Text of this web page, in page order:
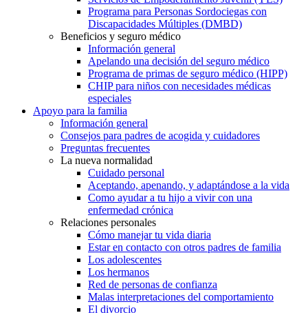
Programa para Personas Sordociegas con
Discapacidades Múltiples (DMBD)
Beneficios y seguro médico
Información general
Apelando una decisión del seguro médico
Programa de primas de seguro médico (HIPP)
CHIP para niños con necesidades médicas
especiales
Apoyo para la familia
Información general
Consejos para padres de acogida y cuidadores
Preguntas frecuentes
La nueva normalidad
Cuidado personal
Aceptando, apenando, y adaptándose a la vida
Como ayudar a tu hijo a vivir con una
enfermedad crónica
Relaciones personales
Cómo manejar tu vida diaria
Estar en contacto con otros padres de familia
Los adolescentes
Los hermanos
Red de personas de confianza
Malas interpretaciones del comportamiento
El divorcio